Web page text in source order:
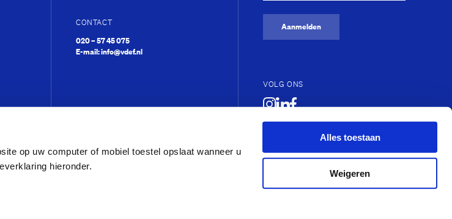
op uw computer of mobiel toestel opslaat wanneer u
hieronder.
Alles toestaan
Weigeren
CONTACT
020 – 57 45 075
E-mail:info@vdef.nl
Aanmelden
VOLG ONS